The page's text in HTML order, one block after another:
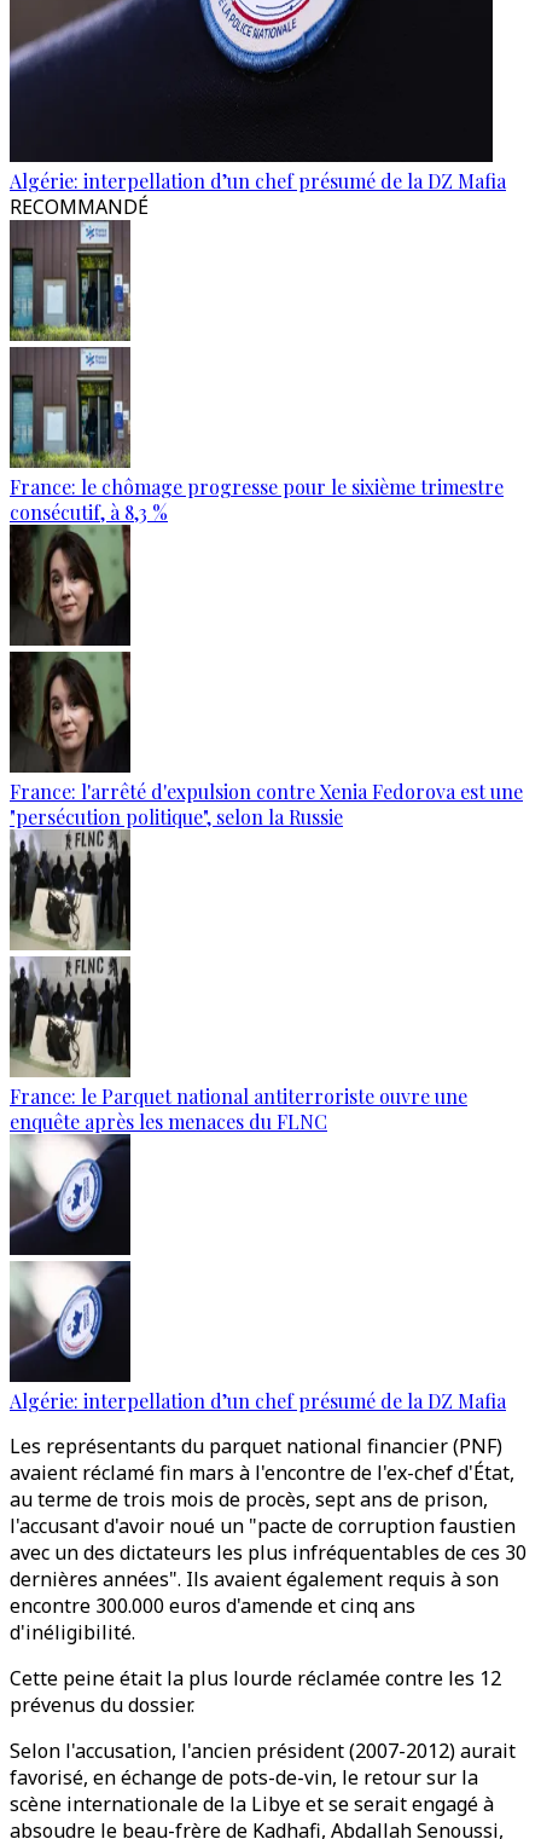
Algérie: interpellation d’un chef présumé de la DZ Mafia
RECOMMANDÉ
France: le chômage progresse pour le sixième trimestre
consécutif, à 8,3 %
France: l'arrêté d'expulsion contre Xenia Fedorova est une
"persécution politique", selon la Russie
France: le Parquet national antiterroriste ouvre une
enquête après les menaces du FLNC
Algérie: interpellation d’un chef présumé de la DZ Mafia
Les représentants du parquet national financier (PNF)
avaient réclamé fin mars à l'encontre de l'ex-chef d'État,
au terme de trois mois de procès, sept ans de prison,
l'accusant d'avoir noué un "pacte de corruption faustien
avec un des dictateurs les plus infréquentables de ces 30
dernières années". Ils avaient également requis à son
encontre 300.000 euros d'amende et cinq ans
d'inéligibilité.
Cette peine était la plus lourde réclamée contre les 12
prévenus du dossier.
Selon l'accusation, l'ancien président (2007-2012) aurait
favorisé, en échange de pots-de-vin, le retour sur la
scène internationale de la Libye et se serait engagé à
absoudre le beau-frère de Kadhafi, Abdallah Senoussi,